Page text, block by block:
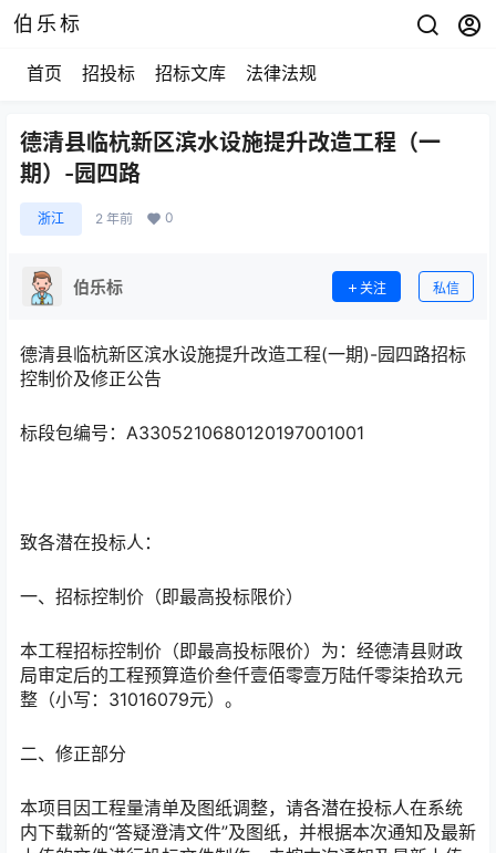
伯乐标
首页 招投标 招标文库 法律法规
德清县临杭新区滨水设施提升改造工程（一
期）-园四路
浙江 2 年前 0
伯乐标 关注 私信
德清县临杭新区滨水设施提升改造工程(一期)-园四路招标
控制价及修正公告
标段包编号：A3305210680120197001001
致各潜在投标人：
一、招标控制价（即最高投标限价）
本工程招标控制价（即最高投标限价）为：经德清县财政
局审定后的工程预算造价叁仟壹佰零壹万陆仟零柒拾玖元
整（小写：31016079元）。
二、修正部分
本项目因工程量清单及图纸调整，请各潜在投标人在系统
内下载新的“答疑澄清文件”及图纸，并根据本次通知及最新